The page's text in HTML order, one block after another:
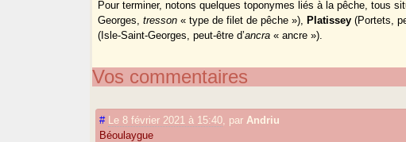
Pour terminer, notons quelques toponymes liés à la pêche, tous
Georges,tresson « type de filet de pêche »), Platissey (Portets,
(Isle-Saint-Georges, peut-être d’ancra « ancre »).
Vos commentaires
# Le 8 février 2021 à 15:40 par Andriu
Béoulaygue